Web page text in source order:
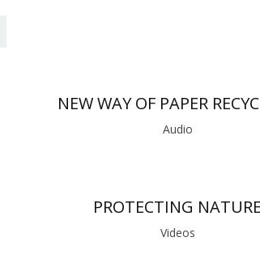
NEW WAY OF PAPER
Audio
PROTECTING NATURE
Videos